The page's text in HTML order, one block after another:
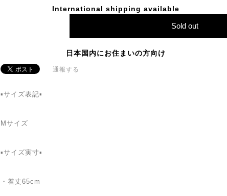
International shipping available
Sold out
日本国内にお住まいの方向け
通報する
▪️サイズ表記▪️
Mサイズ
▪️サイズ実寸▪️
・着丈65cm